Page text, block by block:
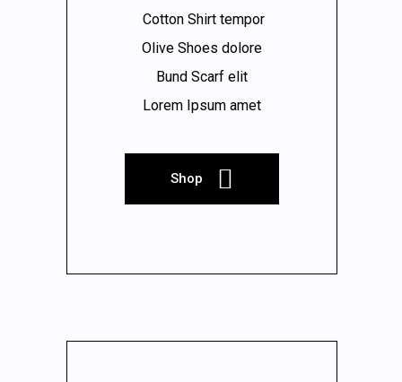
Cotton Shirt tempor
Olive Shoes dolore
Bund Scarf elit
Lorem Ipsum amet
Shop